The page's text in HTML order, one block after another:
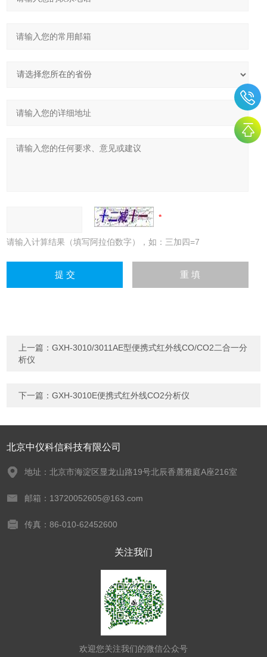
请输入计算结果（填写阿拉伯数字），如：三加四=7
上一篇：GXH-3010/3011AE型便携式红外线CO/CO2二合一分
析仪
下一篇：GXH-3010E便携式红外线CO2分析仪
北京中仪科信科技有限公司
地址：北京市海淀区显龙山路19号北辰香麓雅庭A座216室
邮箱：13720052605@163.com
传真：86-010-62452600
关注我们
欢迎您关注我们的微信公众号